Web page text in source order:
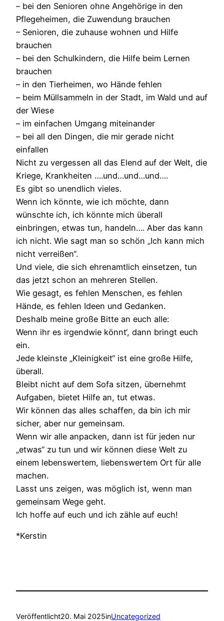
– bei den Senioren ohne Angehörige in den
Pflegeheimen, die Zuwendung brauchen
– Senioren, die zuhause wohnen und Hilfe
brauchen
– bei den Schulkindern, die Hilfe beim Lernen
brauchen
– in den Tierheimen, wo Hände fehlen
– beim Müllsammeln in der Stadt, im Wald und auf
der Wiese
– im einfachen Umgang miteinander
– bei all den Dingen, die mir gerade nicht
einfallen
Nicht zu vergessen all das Elend auf der Welt, die
Kriege, Krankheiten ….und…und…und….
Es gibt so unendlich vieles.
Wenn ich könnte, wie ich möchte, dann
wünschte ich, ich könnte mich überall
einbringen, etwas tun, handeln…. Aber das kann
ich nicht. Wie sagt man so schön „Ich kann mich
nicht verreißen“.
Und viele, die sich ehrenamtlich einsetzen, tun
das jetzt schon an mehreren Stellen.
Wie gesagt, es fehlen Menschen, es fehlen
Hände, es fehlen Ideen und Gedanken.
Deshalb meine große Bitte an euch alle:
Wenn ihr es irgendwie könnt‘, dann bringt euch
ein.
Jede kleinste „Kleinigkeit“ ist eine große Hilfe,
überall.
Bleibt nicht auf dem Sofa sitzen, übernehmt
Aufgaben, bietet Hilfe an, tut etwas.
Wir können das alles schaffen, da bin ich mir
sicher, aber nur gemeinsam.
Wenn wir alle anpacken, dann ist für jeden nur
„etwas“ zu tun und wir können diese Welt zu
einem lebenswertem, liebenswertem Ort für alle
machen.
Lasst uns zeigen, was möglich ist, wenn man
gemeinsam Wege geht.
Ich hoffe auf euch und ich zähle auf euch!
*Kerstin
Veröffentlicht20. Mai 2025inUncategorized